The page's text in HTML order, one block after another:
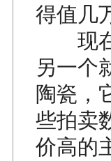
得值几
现在
另一个
陶瓷，
些拍卖
价高的